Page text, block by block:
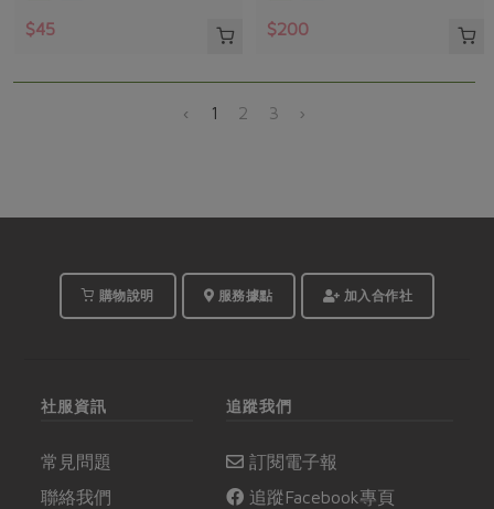
$45 $200
‹ 1 2 3 ›
購物說明 服務據點 加入合作社
社服資訊
常見問題
聯絡我們
追蹤我們
訂閱電子報
追蹤Facebook專頁